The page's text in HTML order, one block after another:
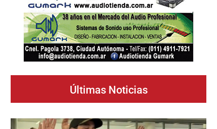
Últimas Noticias